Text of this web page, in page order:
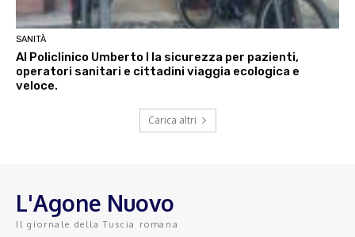
SANITÀ
Al Policlinico Umberto I la sicurezza per pazienti,
operatori sanitari e cittadini viaggia ecologica e
veloce.
Carica altri
L'Agone Nuovo
Il giornale della Tuscia romana